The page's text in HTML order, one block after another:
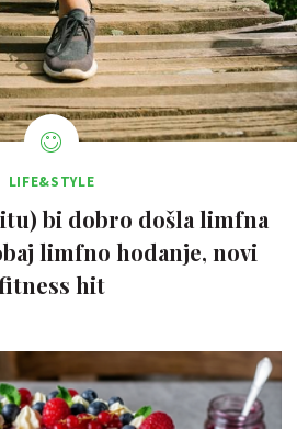
LIFE&STYLE
bi dobro došla limfna
limfno hodanje, novi
hit